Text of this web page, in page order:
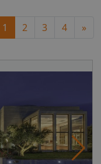
1 2 3 4 »